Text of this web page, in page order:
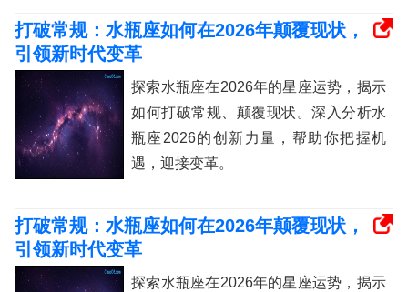
打破常规：水瓶座如何在2026年颠覆现状，
引领新时代变革
探索水瓶座在2026年的星座运势，揭示
如何打破常规、颠覆现状。深入分析水
瓶座2026的创新力量，帮助你把握机
遇，迎接变革。
打破常规：水瓶座如何在2026年颠覆现状，
引领新时代变革
探索水瓶座在2026年的星座运势，揭示